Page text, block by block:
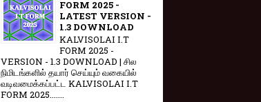
FORM 2025 -
LATEST VERSION -
1.3 DOWNLOAD
KALVISOLAI I.T
FORM 2025 -
VERSION - 1.3 DOWNLOAD | சில
நிமிடங்களில் தயார் செய்யும் வகையில்
வடிவமைக்கப்பட்ட KALVISOLAI I.T
FORM 2025.......